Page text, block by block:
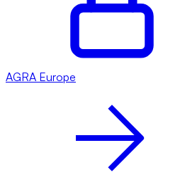
AGRA Europe